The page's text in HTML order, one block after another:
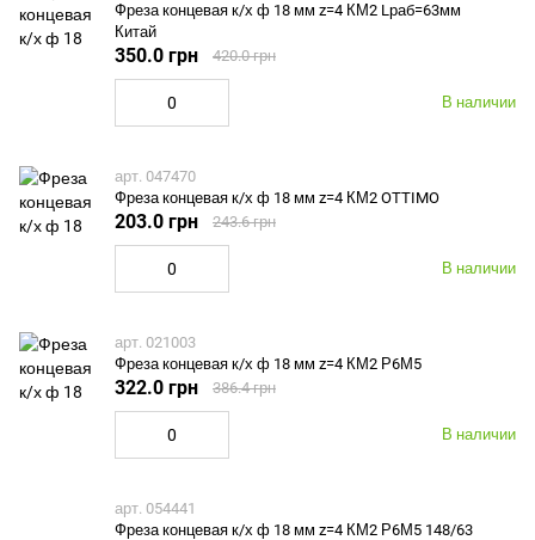
Фреза концевая к/х ф 18 мм z=4 КМ2 Lраб=63мм
Китай
В наличии
350.0 грн 420.0 грн
арт. 047470
Фреза концевая к/х ф 18 мм z=4 КМ2 OTTIMO
В наличии
203.0 грн 243.6 грн
арт. 021003
Фреза концевая к/х ф 18 мм z=4 КМ2 Р6М5
В наличии
322.0 грн 386.4 грн
арт. 054441
Фреза концевая к/х ф 18 мм z=4 КМ2 Р6М5 148/63